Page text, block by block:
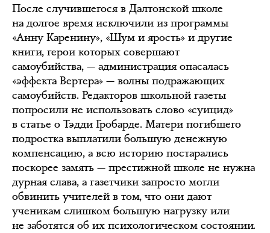
После случившегося в Далтонской школе
на долгое время исключили из программы
«Анну Каренину», «Шум и ярость» и другие
книги, герои которых совершают
самоубийства, — администрация опасалась
«эффекта Вертера» — волны подражающих
самоубийств. Редакторов школьной газеты
попросили не использовать слово «суицид»
в статье о Тэдди Гробарде. Матери погибшего
подростка выплатили большую денежную
компенсацию, а всю историю постарались
поскорее замять — престижной школе не нужна
дурная слава, а газетчики запросто могли
обвинить учителей в том, что они дают
ученикам слишком большую нагрузку или
не заботятся об их психологическом состоянии.